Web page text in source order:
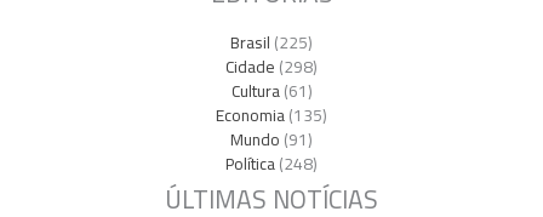
Brasil(225)
Cidade(298)
Cultura(61)
Economia(135)
Mundo(91)
Política(248)
ÚLTIMAS NOTÍCIAS